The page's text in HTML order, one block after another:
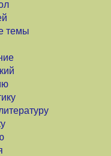
темы